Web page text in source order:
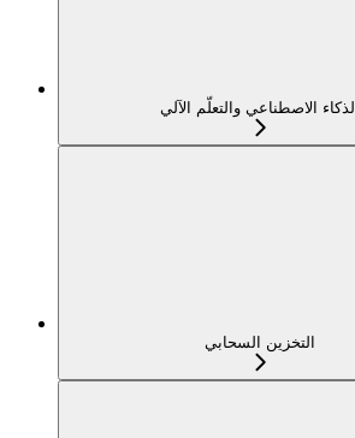
الذكاء الاصطناعي والتعلّم الآلي
التخزين السحابي